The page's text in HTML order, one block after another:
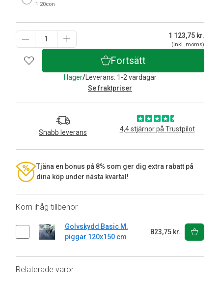
1 20con
1 123,75 kr.
(inkl. moms)
Fortsätt
I lager/Leverans: 1-2 vardagar
Se fraktpriser
Snabb leverans 4,4 stjärnor på Trustpilot
Tjäna en bonus på 8% som ger dig extra rabatt på
dina köp under nästa kvartal!
Kom ihåg tillbehör
Golvskydd Basic M.
piggar 120x150 cm
823,75 kr.
Relaterade varor